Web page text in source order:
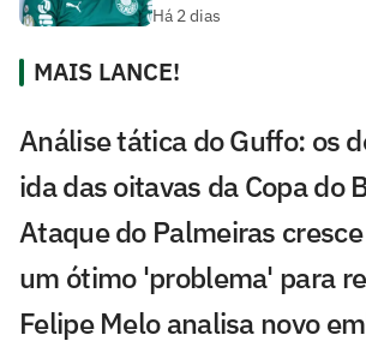
Há 2 dias
MAIS LANCE!
Análise tática do Guffo: os
ida das oitavas da Copa do
Ataque do Palmeiras
um ótimo 'problema' para
Felipe Melo analisa novo